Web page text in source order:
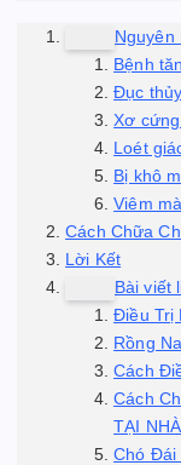
Nguyên
Bệnh
Đục
Xơ
Loét
Bị khô
Viêm
Cách Chữa
Lời Kết
Bài viết
Điều Trị
Rồng
Cách
Cách
TẠI NHÀ
Chó Đái